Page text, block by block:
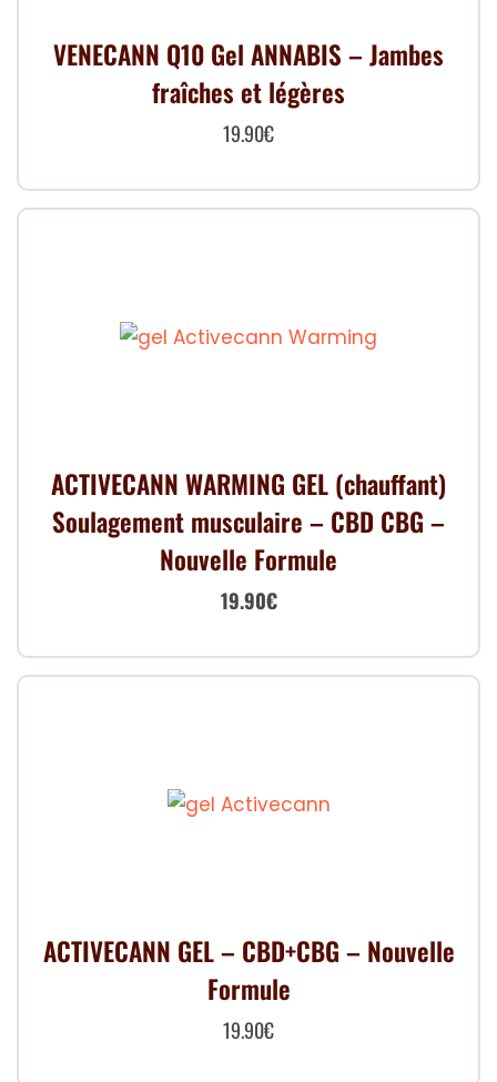
VENECANN Q10 Gel ANNABIS – Jambes
fraîches et légères
19.90€
ACTIVECANN WARMING GEL (chauffant)
Soulagement musculaire – CBD CBG –
Nouvelle Formule
Le
initial
19.90€Le
actuel
ACTIVECANN GEL – CBD+CBG – Nouvelle
Formule
19.90€